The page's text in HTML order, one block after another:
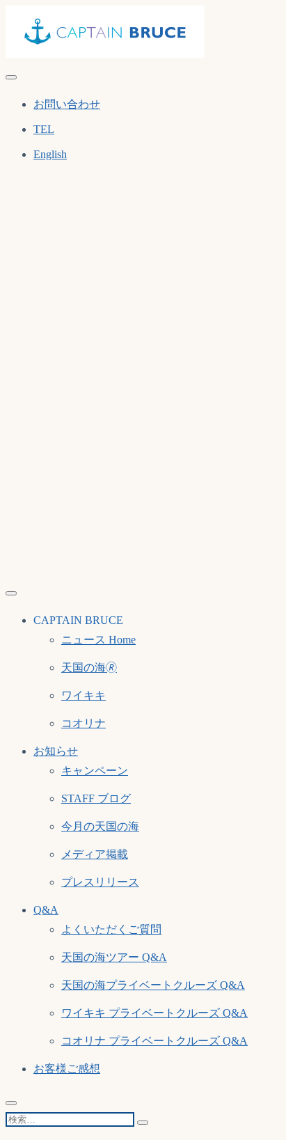
お問い合わせ
TEL
English
CAPTAIN BRUCE
ニュース Home
天国の海🄬
ワイキキ
コオリナ
お知らせ
キャンペーン
STAFF ブログ
今月の天国の海
メディア掲載
プレスリリース
Q&A
よくいただくご質問
天国の海ツアー Q&A
天国の海プライベートクルーズ Q&A
ワイキキ プライベートクルーズ Q&A
コオリナ プライベートクルーズ Q&A
お客様ご感想
検